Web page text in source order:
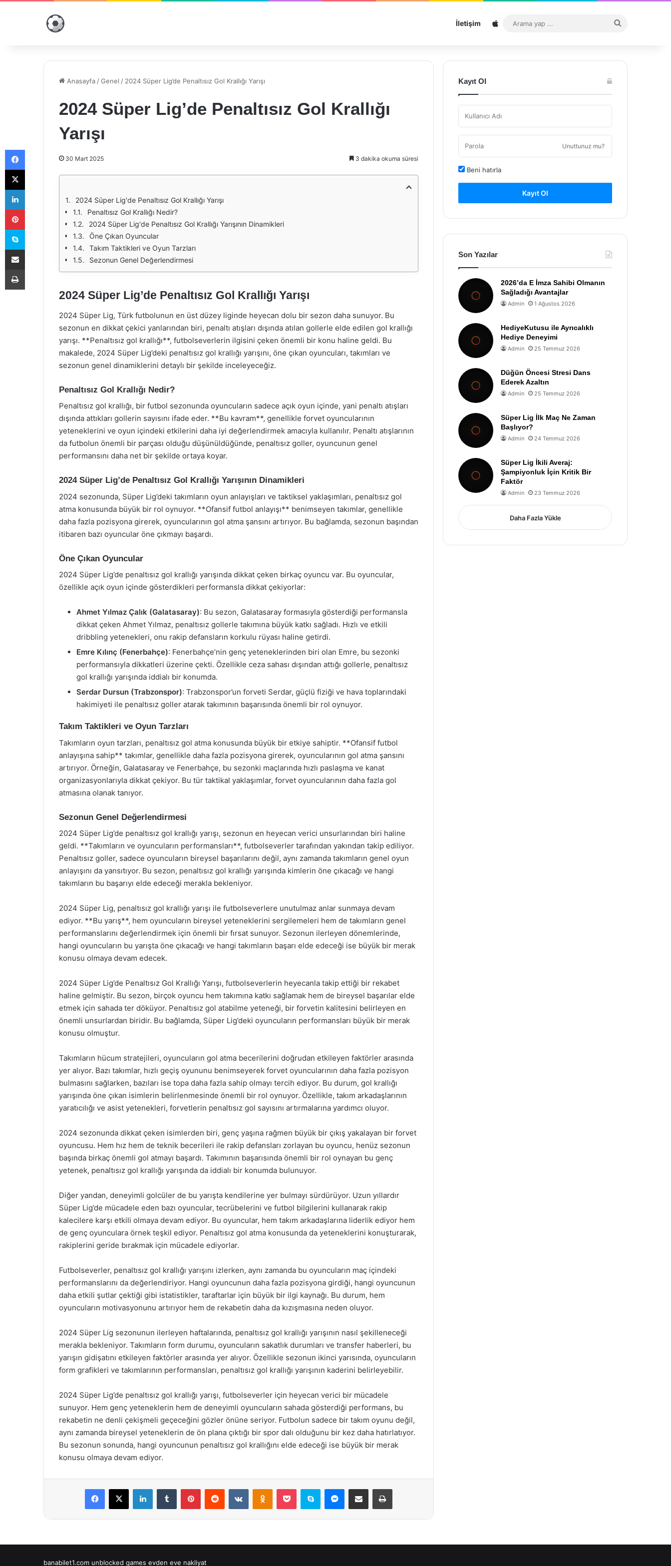
İletişim Sitemap
...
Anasayfa /Genel / 2024 Süper Lig’de Penaltısız Gol Krallığı Yarışı
2024 Süper Lig’de Penaltısız Gol Krallığı
Yarışı
30 Mart 2025 3 dakika okuma süresi
2024 Süper Lig'de Penaltısız Gol Krallığı Yarışı
Penaltısız Gol Krallığı Nedir?
2024 Süper Lig'de Penaltısız Gol Krallığı Yarışının Dinamikleri
Öne Çıkan Oyuncular
Takım Taktikleri ve Oyun Tarzları
Sezonun Genel Değerlendirmesi
2024 Süper Lig’de Penaltısız Gol Krallığı Yarışı
2024 Süper Lig, Türk futbolunun en üst düzey liginde heyecan dolu bir sezon daha sunuyor. Bu
sezonun en dikkat çekici yanlarından biri, penaltı atışları dışında atılan gollerle elde edilen gol krallığı
yarışı. **Penaltısız gol krallığı**, futbolseverlerin ilgisini çeken önemli bir konu haline geldi. Bu
makalede, 2024 Süper Lig’deki penaltısız gol krallığı yarışını, öne çıkan oyuncuları, takımları ve
sezonun genel dinamiklerini detaylı bir şekilde inceleyeceğiz.
Penaltısız Gol Krallığı Nedir?
Penaltısız gol krallığı, bir futbol sezonunda oyuncuların sadece açık oyun içinde, yani penaltı atışları
dışında attıkları gollerin sayısını ifade eder. **Bu kavram**, genellikle forvet oyuncularının
yeteneklerini ve oyun içindeki etkilerini daha iyi değerlendirmek amacıyla kullanılır. Penaltı atışlarının
da futbolun önemli bir parçası olduğu düşünüldüğünde, penaltısız goller, oyuncunun genel
performansını daha net bir şekilde ortaya koyar.
2024 Süper Lig’de Penaltısız Gol Krallığı Yarışının Dinamikleri
2024 sezonunda, Süper Lig’deki takımların oyun anlayışları ve taktiksel yaklaşımları, penaltısız gol
atma konusunda büyük bir rol oynuyor. **Ofansif futbol anlayışı** benimseyen takımlar, genellikle
daha fazla pozisyona girerek, oyuncularının gol atma şansını artırıyor. Bu bağlamda, sezonun başından
itibaren bazı oyuncular öne çıkmayı başardı.
Öne Çıkan Oyuncular
2024 Süper Lig’de penaltısız gol krallığı yarışında dikkat çeken birkaç oyuncu var. Bu oyuncular,
özellikle açık oyun içinde gösterdikleri performansla dikkat çekiyorlar:
Ahmet Yılmaz Çalık (Galatasaray): Bu sezon, Galatasaray formasıyla gösterdiği performansla
dikkat çeken Ahmet Yılmaz, penaltısız gollerle takımına büyük katkı sağladı. Hızlı ve etkili
dribbling yetenekleri, onu rakip defansların korkulu rüyası haline getirdi.
Emre Kılınç (Fenerbahçe): Fenerbahçe’nin genç yeteneklerinden biri olan Emre, bu sezonki
performansıyla dikkatleri üzerine çekti. Özellikle ceza sahası dışından attığı gollerle, penaltısız
gol krallığı yarışında iddialı bir konumda.
Serdar Dursun (Trabzonspor): Trabzonspor’un forveti Serdar, güçlü fiziği ve hava toplarındaki
hakimiyeti ile penaltısız goller atarak takımının başarısında önemli bir rol oynuyor.
Takım Taktikleri ve Oyun Tarzları
Takımların oyun tarzları, penaltısız gol atma konusunda büyük bir etkiye sahiptir. **Ofansif futbol
anlayışına sahip** takımlar, genellikle daha fazla pozisyona girerek, oyuncularının gol atma şansını
artırıyor. Örneğin, Galatasaray ve Fenerbahçe, bu sezonki maçlarında hızlı paslaşma ve kanat
organizasyonlarıyla dikkat çekiyor. Bu tür taktikal yaklaşımlar, forvet oyuncularının daha fazla gol
atmasına olanak tanıyor.
Sezonun Genel Değerlendirmesi
2024 Süper Lig’de penaltısız gol krallığı yarışı, sezonun en heyecan verici unsurlarından biri haline
geldi. **Takımların ve oyuncuların performansları**, futbolseverler tarafından yakından takip ediliyor.
Penaltısız goller, sadece oyuncuların bireysel başarılarını değil, aynı zamanda takımların genel oyun
anlayışını da yansıtıyor. Bu sezon, penaltısız gol krallığı yarışında kimlerin öne çıkacağı ve hangi
takımların bu başarıyı elde edeceği merakla bekleniyor.
2024 Süper Lig, penaltısız gol krallığı yarışı ile futbolseverlere unutulmaz anlar sunmaya devam
ediyor. **Bu yarış**, hem oyuncuların bireysel yeteneklerini sergilemeleri hem de takımların genel
performanslarını değerlendirmek için önemli bir fırsat sunuyor. Sezonun ilerleyen dönemlerinde,
hangi oyuncuların bu yarışta öne çıkacağı ve hangi takımların başarı elde edeceği ise büyük bir merak
konusu olmaya devam edecek.
2024 Süper Lig’de Penaltısız Gol Krallığı Yarışı, futbolseverlerin heyecanla takip ettiği bir rekabet
haline gelmiştir. Bu sezon, birçok oyuncu hem takımına katkı sağlamak hem de bireysel başarılar elde
etmek için sahada ter döküyor. Penaltısız gol atabilme yeteneği, bir forvetin kalitesini belirleyen en
önemli unsurlardan biridir. Bu bağlamda, Süper Lig’deki oyuncuların performansları büyük bir merak
konusu olmuştur.
Takımların hücum stratejileri, oyuncuların gol atma becerilerini doğrudan etkileyen faktörler arasında
yer alıyor. Bazı takımlar, hızlı geçiş oyununu benimseyerek forvet oyuncularının daha fazla pozisyon
bulmasını sağlarken, bazıları ise topa daha fazla sahip olmayı tercih ediyor. Bu durum, gol krallığı
yarışında öne çıkan isimlerin belirlenmesinde önemli bir rol oynuyor. Özellikle, takım arkadaşlarının
yaratıcılığı ve asist yetenekleri, forvetlerin penaltısız gol sayısını artırmalarına yardımcı oluyor.
2024 sezonunda dikkat çeken isimlerden biri, genç yaşına rağmen büyük bir çıkış yakalayan bir forvet
oyuncusu. Hem hız hem de teknik becerileri ile rakip defansları zorlayan bu oyuncu, henüz sezonun
başında birkaç önemli gol atmayı başardı. Takımının başarısında önemli bir rol oynayan bu genç
yetenek, penaltısız gol krallığı yarışında da iddialı bir konumda bulunuyor.
Diğer yandan, deneyimli golcüler de bu yarışta kendilerine yer bulmayı sürdürüyor. Uzun yıllardır
Süper Lig’de mücadele eden bazı oyuncular, tecrübelerini ve futbol bilgilerini kullanarak rakip
kalecilere karşı etkili olmaya devam ediyor. Bu oyuncular, hem takım arkadaşlarına liderlik ediyor hem
de genç oyunculara örnek teşkil ediyor. Penaltısız gol atma konusunda da yeteneklerini konuşturarak,
rakiplerini geride bırakmak için mücadele ediyorlar.
Futbolseverler, penaltısız gol krallığı yarışını izlerken, aynı zamanda bu oyuncuların maç içindeki
performanslarını da değerlendiriyor. Hangi oyuncunun daha fazla pozisyona girdiği, hangi oyuncunun
daha etkili şutlar çektiği gibi istatistikler, taraftarlar için büyük bir ilgi kaynağı. Bu durum, hem
oyuncuların motivasyonunu artırıyor hem de rekabetin daha da kızışmasına neden oluyor.
2024 Süper Lig sezonunun ilerleyen haftalarında, penaltısız gol krallığı yarışının nasıl şekilleneceği
merakla bekleniyor. Takımların form durumu, oyuncuların sakatlık durumları ve transfer haberleri, bu
yarışın gidişatını etkileyen faktörler arasında yer alıyor. Özellikle sezonun ikinci yarısında, oyuncuların
form grafikleri ve takımlarının performansları, penaltısız gol krallığı yarışının kaderini belirleyebilir.
2024 Süper Lig’de penaltısız gol krallığı yarışı, futbolseverler için heyecan verici bir mücadele
sunuyor. Hem genç yeteneklerin hem de deneyimli oyuncuların sahada gösterdiği performans, bu
rekabetin ne denli çekişmeli geçeceğini gözler önüne seriyor. Futbolun sadece bir takım oyunu değil,
aynı zamanda bireysel yeteneklerin de ön plana çıktığı bir spor dalı olduğunu bir kez daha hatırlatıyor.
Bu sezonun sonunda, hangi oyuncunun penaltısız gol krallığını elde edeceği ise büyük bir merak
konusu olmaya devam ediyor.
Facebook
X LinkedInTumblr PinterestReddit VKontakteOdnoklassniki
Pocket Skype Messenger
E-Posta ile paylaş Yazdır
Kayıt Ol
Unuttunuz mu?
Beni hatırla
Kayıt Ol
Son Yazılar
2026’da E İmza Sahibi Olmanın
Sağladığı Avantajlar
Admin 1 Ağustos 2026
HediyeKutusu ile Ayrıcalıklı
Hediye Deneyimi
Admin 25 Temmuz 2026
Düğün Öncesi Stresi Dans
Ederek Azaltın
Admin 25 Temmuz 2026
Süper Lig İlk Maç Ne Zaman
Başlıyor?
Admin 24 Temmuz 2026
Süper Lig İkili Averaj:
Şampiyonluk İçin Kritik Bir
Faktör
Admin 23 Temmuz 2026
Daha Fazla Yükle
banabilet1.com unblocked games evden eve nakliyat
Facebook
X
LinkedIn
Pinterest
Skype
E-Posta ile paylaş